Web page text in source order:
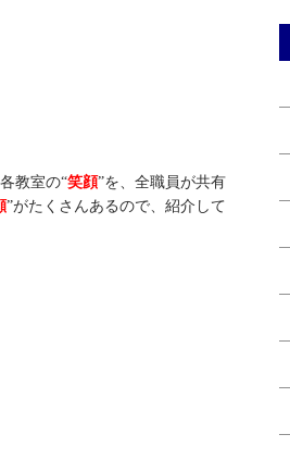
教室の“笑顔”を、全職員が共有
”がたくさんあるので、紹介して